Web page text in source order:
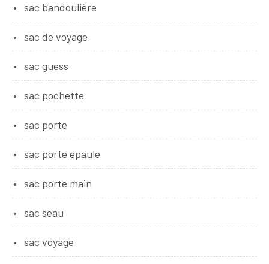
sac bandoulière
sac de voyage
sac guess
sac pochette
sac porte
sac porte epaule
sac porte main
sac seau
sac voyage